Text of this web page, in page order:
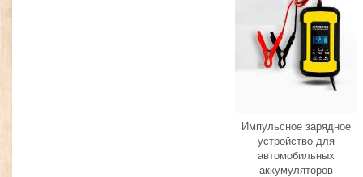
Импульсное зарядное
устройство для
автомобильных
аккумуляторов